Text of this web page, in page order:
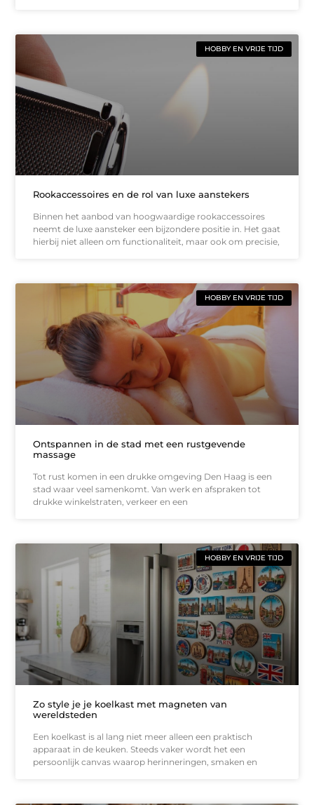
HOBBY EN VRIJE TIJD
Rookaccessoires en de rol van luxe aanstekers
Binnen het aanbod van hoogwaardige rookaccessoires
neemt de luxe aansteker een bijzondere positie in. Het gaat
hierbij niet alleen om functionaliteit, maar ook om precisie,
HOBBY EN VRIJE TIJD
Ontspannen in de stad met een rustgevende
massage
Tot rust komen in een drukke omgeving Den Haag is een
stad waar veel samenkomt. Van werk en afspraken tot
drukke winkelstraten, verkeer en een
HOBBY EN VRIJE TIJD
Zo style je je koelkast met magneten van
wereldsteden
Een koelkast is al lang niet meer alleen een praktisch
apparaat in de keuken. Steeds vaker wordt het een
persoonlijk canvas waarop herinneringen, smaken en